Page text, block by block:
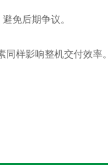
免后期争议。
样影响整机交付效率。